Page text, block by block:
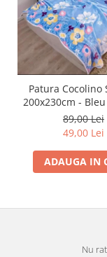
Patura Cocolino
200x230cm -
Vesele
89,00 Lei
49,00 Lei
ADAUGA IN
Nu